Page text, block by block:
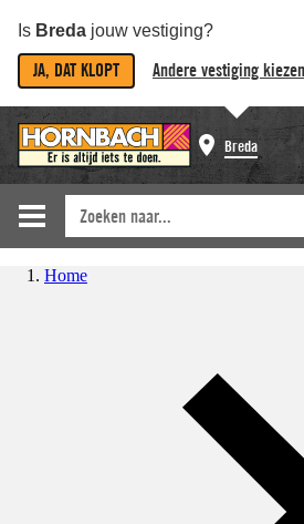
Is Breda jouw vestiging?
JA, DAT KLOPT Andere vestiging kiezen
Breda
Home